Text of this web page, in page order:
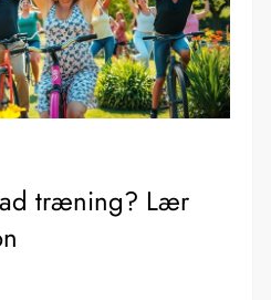
træning? Lær